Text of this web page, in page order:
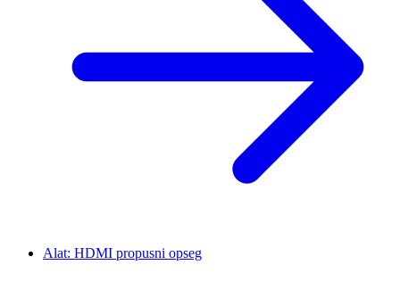
Alat: HDMI propusni opseg